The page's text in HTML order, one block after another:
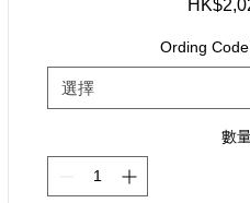
Ording
選擇
數